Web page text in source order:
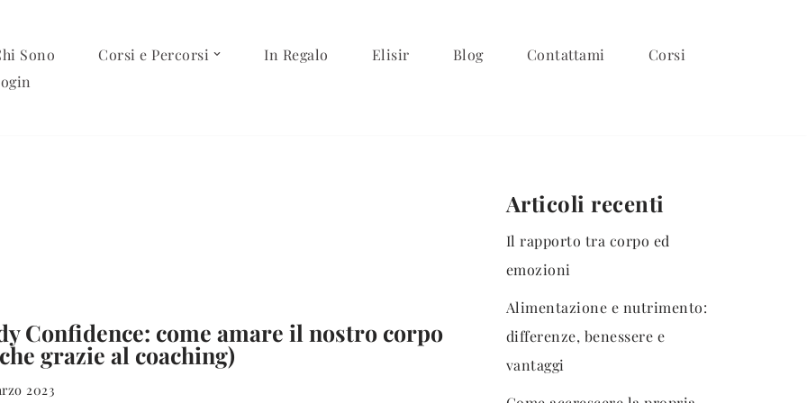
Sono Corsi e Percorsi In Regalo Elisir Blog Contattami
Corsi
Confidence: come amare il nostro corpo
grazie al coaching)
2023
Articoli recenti
Il rapporto tra corpo ed
emozioni
Alimentazione e nutrimento:
differenze, benessere e
vantaggi